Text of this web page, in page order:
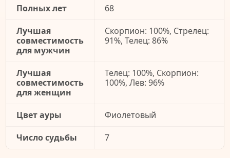
Полных лет
68
Лучшая
совместимость
для мужчин
Скорпион: 100%, Стрелец:
91%, Телец: 86%
Лучшая
совместимость
для женщин
Телец: 100%, Скорпион:
100%, Лев: 96%
Цвет ауры
Фиолетовый
Число судьбы
7